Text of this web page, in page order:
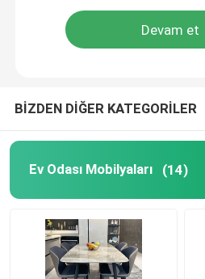
Yemek Masası ve Sandalyeler
Metal Çerçeve TV Dolabı
Temperli Cam Masa
Suni Mermer Yemek Masası
BİZDEN DİĞER KATEGORİLER
Ev Odası Mobilyaları (14)